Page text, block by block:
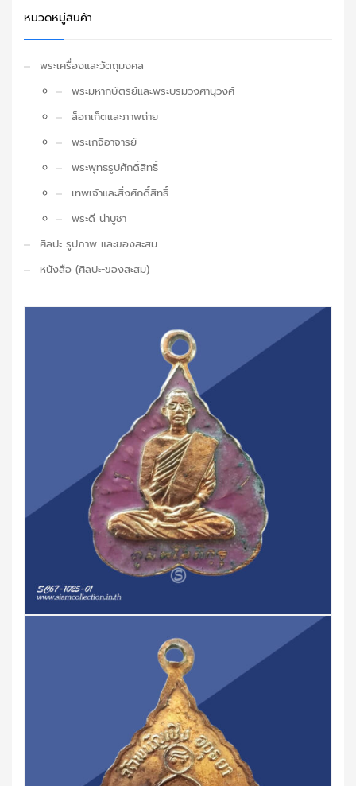
หมวดหมู่สินค้า
พระเครื่องและวัตถุมงคล
พระมหากษัตริย์และพระบรมวงศานุวงศ์
ล็อกเก็ตและภาพถ่าย
พระเกจิอาจารย์
พระพุทธรูปศักดิ์สิทธิ์
เทพเจ้าและสิ่งศักดิ์สิทธิ์
พระดี น่าบูชา
ศิลปะ รูปภาพ และของสะสม
หนังสือ (ศิลปะ-ของสะสม)